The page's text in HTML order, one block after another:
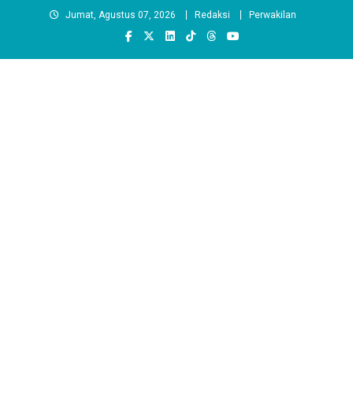
Jumat, Agustus 07, 2026 Redaksi Perwakilan